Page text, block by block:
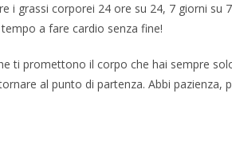
i grassi corporei 24 ore su 24, 7 giorni
a fare cardio senza fine!
ti promettono il corpo che hai sempre
al punto di partenza. Abbi pazienza,